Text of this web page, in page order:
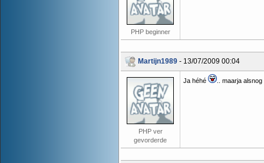
PHP beginner
Martijn1989 - 13/07/2009 00:04
PHP ver
gevorderde
Ja héhé .. maarja